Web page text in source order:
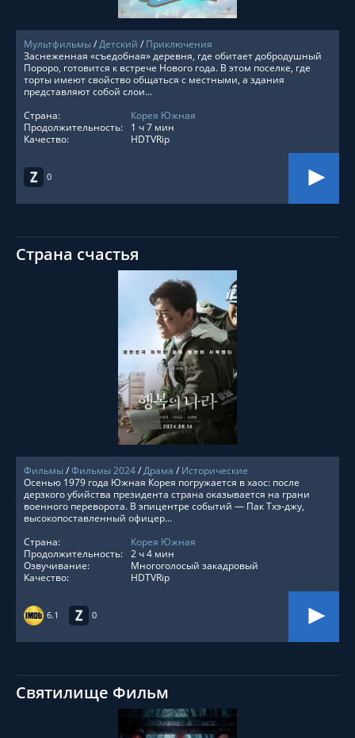
Мультфильмы/Детский / Приключения
0
Заснеженная «съедобная» деревня, где обитает добродушный
Пороро, готовится к встрече Нового года. В этом поселке, где
торты имеют свойство общаться с местными, а здания
представляют собой слои...
Страна:
Корея Южная
Продолжительность:
1 ч 7 мин
Качество:
HDTVRip
Страна счастья
СМОТРЕТЬ ОНЛАЙН
Фильмы/Фильмы 2024/Драма / Исторические
6.1 0
Осенью 1979 года Южная Корея погружается в хаос: после
дерзкого убийства президента страна оказывается на грани
военного переворота. В эпицентре событий — Пак Тхэ-джу,
высокопоставленный офицер...
Страна:
Корея Южная
Продолжительность: 2 ч 4 мин
Озвучивание:
Многоголосый закадровый
Качество:
HDTVRip
Святилище Фильм